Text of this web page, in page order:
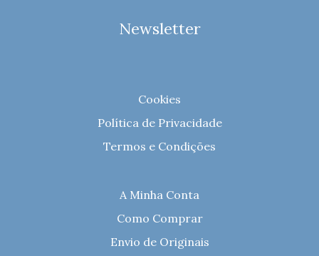
Newsletter
Cookies
Política de Privacidade
Termos e Condições
A Minha Conta
Como Comprar
Envio de Originais